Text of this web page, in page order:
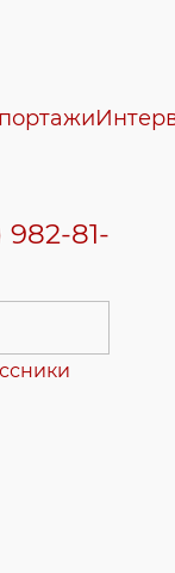
982-81-